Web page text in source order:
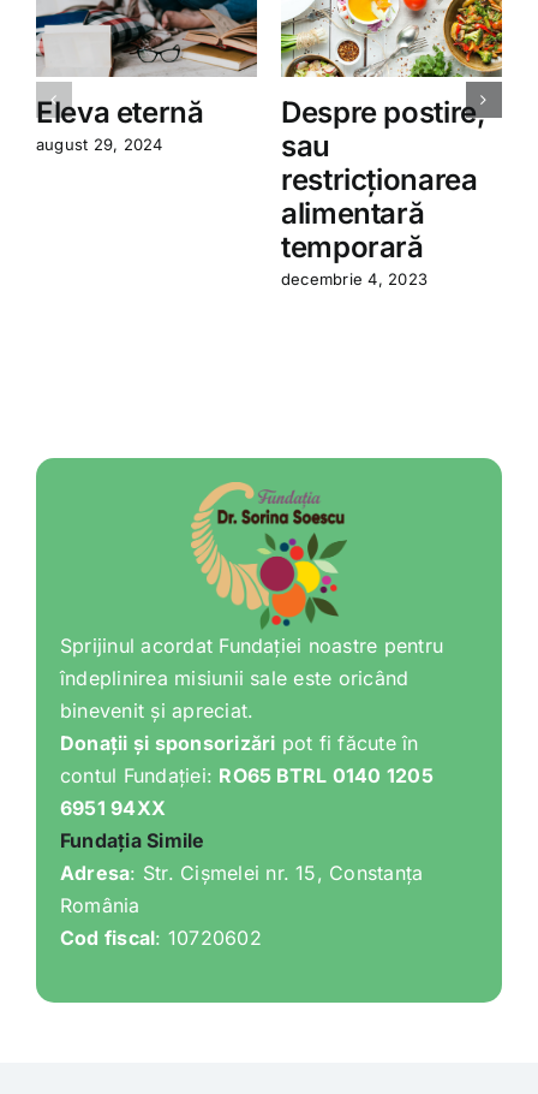
Eleva eternă
august 29, 2024
Despre postire,
sau
restricționarea
alimentară
temporară
decembrie 4, 2023
Sprijinul acordat Fundației noastre pentru
îndeplinirea misiunii sale este oricând
binevenit și apreciat.
Donații și sponsorizări pot fi făcute în
contul Fundației: RO65 BTRL 0140 1205
6951 94XX
Fundația Simile
Adresa: Str. Cișmelei nr. 15, Constanța
România
Cod fiscal: 10720602